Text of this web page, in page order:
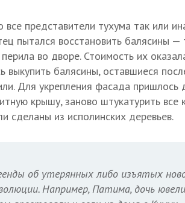
представители тухума так или
пытался восстановить балясины
во дворе. Стоимость их
выкупить балясины, оставшиеся
Для укрепления фасада пришлось
крышу, заново штукатурить
сделаны из исполинских деревьев.
об утерянных либо изъятых
Например, Патима, дочь